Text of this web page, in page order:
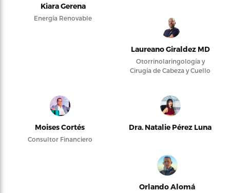
Kiara Gerena
Energía Renovable
Laureano Giraldez MD
Otorrinolaringología y
Cirugía de Cabeza y Cuello
Moises Cortés
Consultor Financiero
Dra. Natalie Pérez Luna
Orlando Alomá